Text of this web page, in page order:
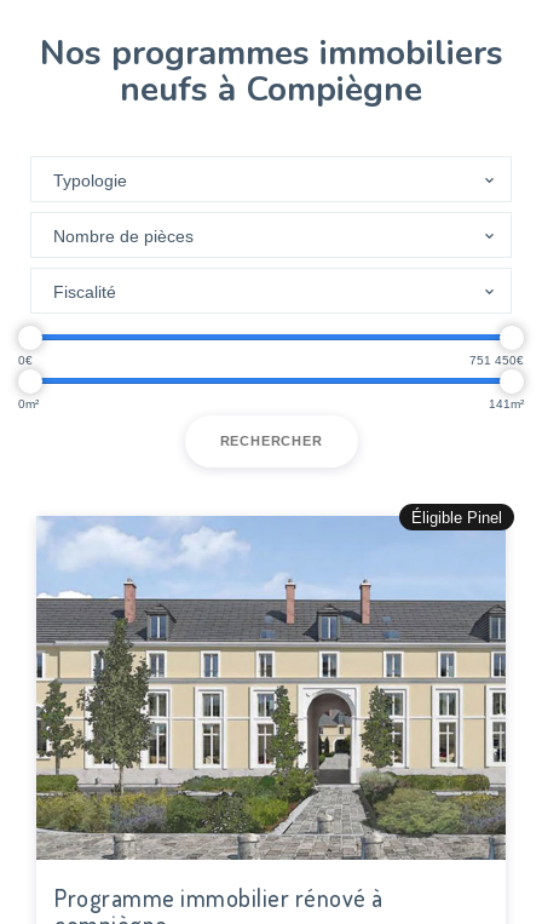
Nos programmes immobiliers
neufs à Compiègne
0 751 450
0 141
RECHERCHER
Éligible Pinel
Programme immobilier rénové à